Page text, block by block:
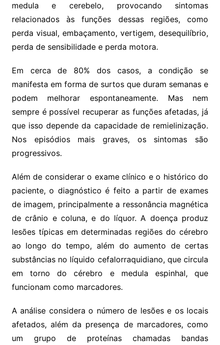
medula e cerebelo, provocando sintomas
relacionados às funções dessas regiões, como
perda visual, embaçamento, vertigem, desequilíbrio,
perda de sensibilidade e perda motora.
Em cerca de 80% dos casos, a condição se
manifesta em forma de surtos que duram semanas e
podem melhorar espontaneamente. Mas nem
sempre é possível recuperar as funções afetadas, já
que isso depende da capacidade de remielinização.
Nos episódios mais graves, os sintomas são
progressivos.
Além de considerar o exame clínico e o histórico do
paciente, o diagnóstico é feito a partir de exames
de imagem, principalmente a ressonância magnética
de crânio e coluna, e do líquor. A doença produz
lesões típicas em determinadas regiões do cérebro
ao longo do tempo, além do aumento de certas
substâncias no líquido cefalorraquidiano, que circula
em torno do cérebro e medula espinhal, que
funcionam como marcadores.
A análise considera o número de lesões e os locais
afetados, além da presença de marcadores, como
um grupo de proteínas chamadas bandas